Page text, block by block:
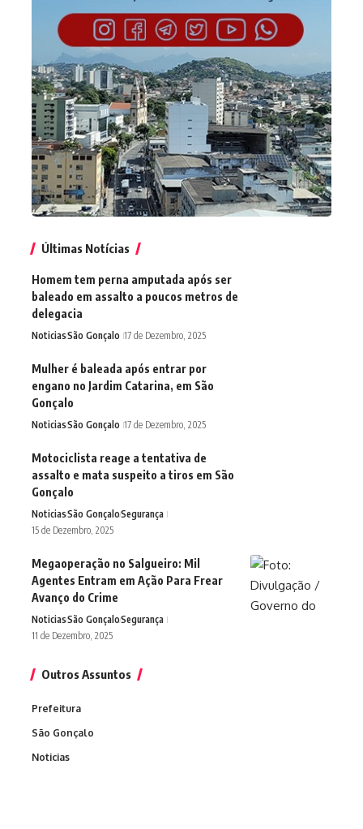
Últimas Notícias
Homem tem perna amputada após ser
baleado em assalto a poucos metros de
delegacia
NoticiasSão Gonçalo 17 de Dezembro, 2025
Mulher é baleada após entrar por
engano no Jardim Catarina, em São
Gonçalo
NoticiasSão Gonçalo 17 de Dezembro, 2025
Motociclista reage a tentativa de
assalto e mata suspeito a tiros em São
Gonçalo
NoticiasSão GonçaloSegurança
15 de Dezembro, 2025
Megaoperação no Salgueiro: Mil
Agentes Entram em Ação Para Frear
Avanço do Crime
NoticiasSão GonçaloSegurança
11 de Dezembro, 2025
Outros Assuntos
Prefeitura
São Gonçalo
Noticias